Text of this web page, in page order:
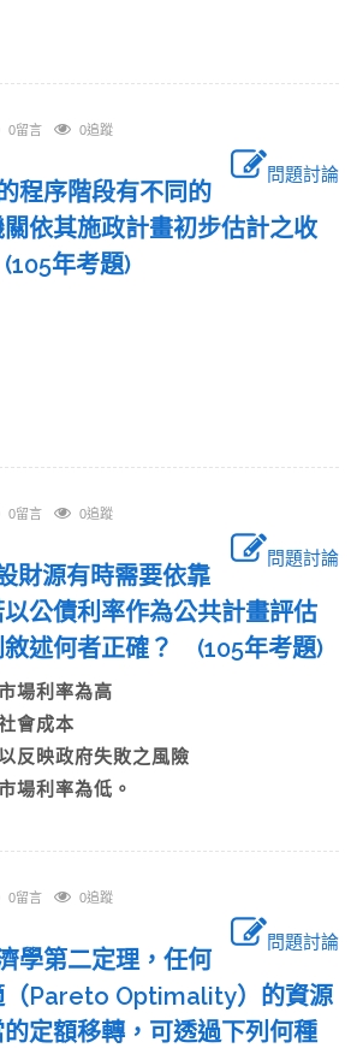
0留言 0追蹤
問題討論
程序階段有不同的
依其施政計畫初步估計之收
年考題)
0留言 0追蹤
問題討論
財源有時需要依靠
公債利率作為公共計畫評估
敘述何者正確？ (105年考題)
場利率為高
會成本
反映政府失敗之風險
場利率為低。
0留言 0追蹤
問題討論
學第二定理，任何
（Pareto Optimality）的資源
定額移轉，可透過下列何種